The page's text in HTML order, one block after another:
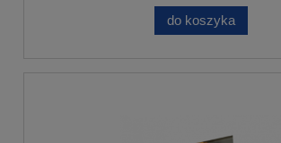
do koszyka